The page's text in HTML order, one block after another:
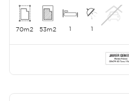
70m2 53m2 1 1